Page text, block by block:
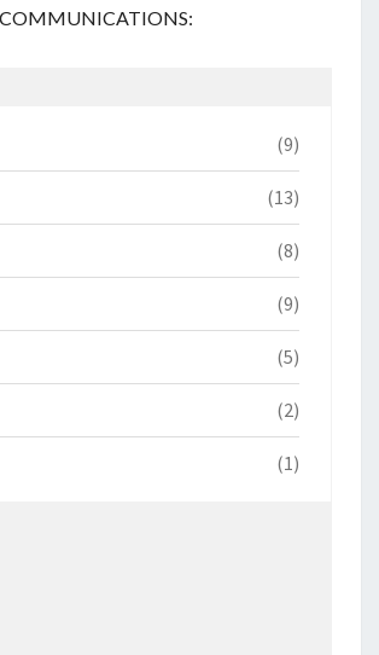
COMMUNICATIONS:
(9)
(13)
(8)
(9)
(5)
(2)
(1)